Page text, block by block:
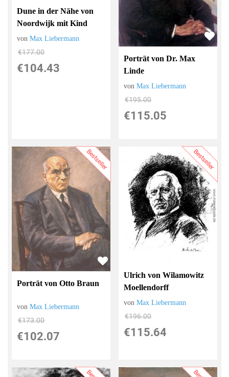
Dune in der Nähe von
Noordwijk mit Kind
vonMax Liebermann
€177.00
€104.43
Porträt von Dr. Max
Linde
vonMax Liebermann
€195.00
€115.05
Bestseller
Porträt von Otto Braun
vonMax Liebermann
€173.00
€102.07
Bestseller
Ulrich von Wilamowitz
Moellendorff
vonMax Liebermann
€196.00
€115.64